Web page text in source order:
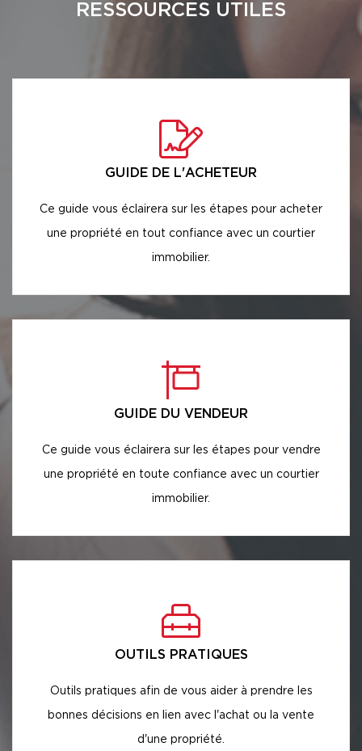
RESSOURCES UTILES
GUIDE DE L'ACHETEUR
Ce guide vous éclairera sur les étapes pour acheter
une propriété en tout confiance avec un courtier
immobilier.
GUIDE DU VENDEUR
Ce guide vous éclairera sur les étapes pour vendre
une propriété en toute confiance avec un courtier
immobilier.
OUTILS PRATIQUES
Outils pratiques afin de vous aider à prendre les
bonnes décisions en lien avec l'achat ou la vente
d'une propriété.